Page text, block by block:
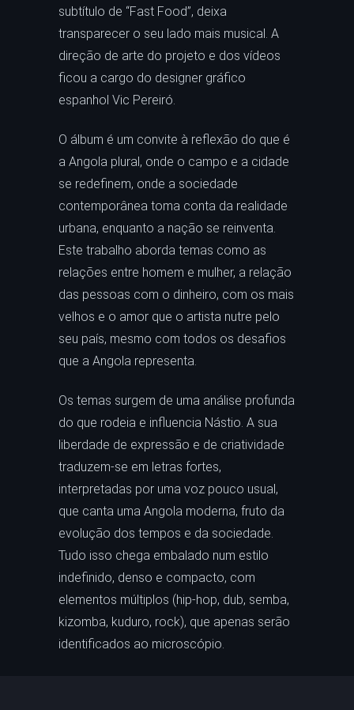
subtítulo de “Fast Food”, deixa
transparecer o seu lado mais musical. A
direção de arte do projeto e dos vídeos
ficou a cargo do designer gráfico
espanhol Vic Pereiró.
O álbum é um convite à reflexão do que é
a Angola plural, onde o campo e a cidade
se redefinem, onde a sociedade
contemporânea toma conta da realidade
urbana, enquanto a nação se reinventa.
Este trabalho aborda temas como as
relações entre homem e mulher, a relação
das pessoas com o dinheiro, com os mais
velhos e o amor que o artista nutre pelo
seu país, mesmo com todos os desafios
que a Angola representa.
Os temas surgem de uma análise profunda
do que rodeia e influencia Nástio. A sua
liberdade de expressão e de criatividade
traduzem-se em letras fortes,
interpretadas por uma voz pouco usual,
que canta uma Angola moderna, fruto da
evolução dos tempos e da sociedade.
Tudo isso chega embalado num estilo
indefinido, denso e compacto, com
elementos múltiplos (hip-hop, dub, semba,
kizomba, kuduro, rock), que apenas serão
identificados ao microscópio.